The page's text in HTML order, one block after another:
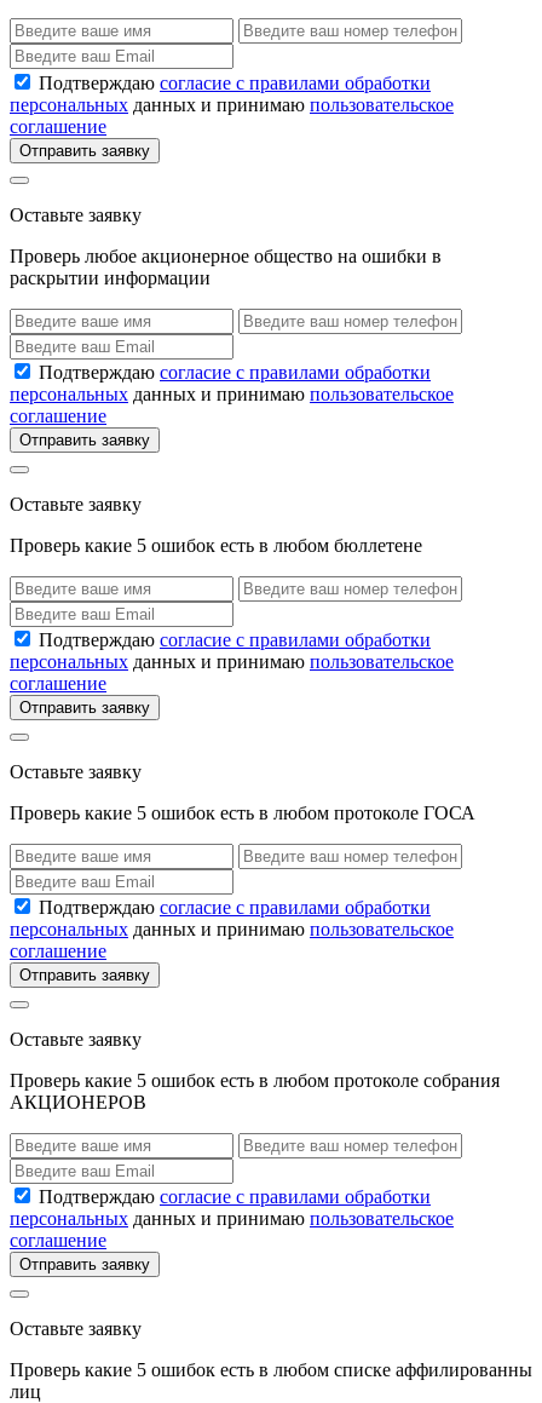
Подтверждаю согласие с правилами обработки
персональных данных и принимаю пользовательское
соглашение
Отправить заявку
Оставьте заявку
Проверь любое акционерное общество на ошибки в
раскрытии информации
Подтверждаю согласие с правилами обработки
персональных данных и принимаю пользовательское
соглашение
Отправить заявку
Оставьте заявку
Проверь какие 5 ошибок есть в любом бюллетене
Подтверждаю согласие с правилами обработки
персональных данных и принимаю пользовательское
соглашение
Отправить заявку
Оставьте заявку
Проверь какие 5 ошибок есть в любом протоколе ГОСА
Подтверждаю согласие с правилами обработки
персональных данных и принимаю пользовательское
соглашение
Отправить заявку
Оставьте заявку
Проверь какие 5 ошибок есть в любом протоколе собрания
АКЦИОНЕРОВ
Подтверждаю согласие с правилами обработки
персональных данных и принимаю пользовательское
соглашение
Отправить заявку
Оставьте заявку
Проверь какие 5 ошибок есть в любом списке аффилированны
лиц